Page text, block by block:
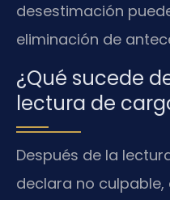
desestimación
eliminación de
¿Qué sucede
lectura de
Después de la
declara no